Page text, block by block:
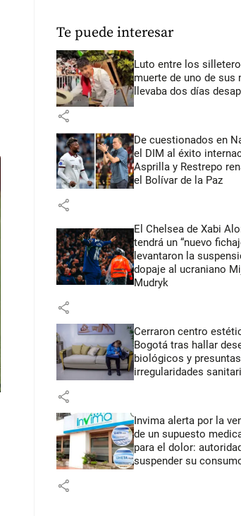
Te puede interesar
Luto entre los
muerte de uno de sus
llevaba dos días
share
De cuestionados en
el DIM al éxito
Asprilla y Restrepo
el Bolívar de la Paz
share
El Chelsea de Xabi
tendrá un “nuevo
levantaron la
dopaje al ucraniano
Mudryk
share
Cerraron centro
Bogotá tras hallar
biológicos y presuntas
irregularidades
share
Invima alerta por la
de un supuesto
para el dolor:
suspender su
share